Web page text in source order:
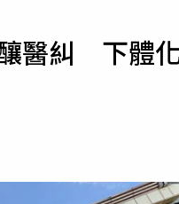
醫糾 下體